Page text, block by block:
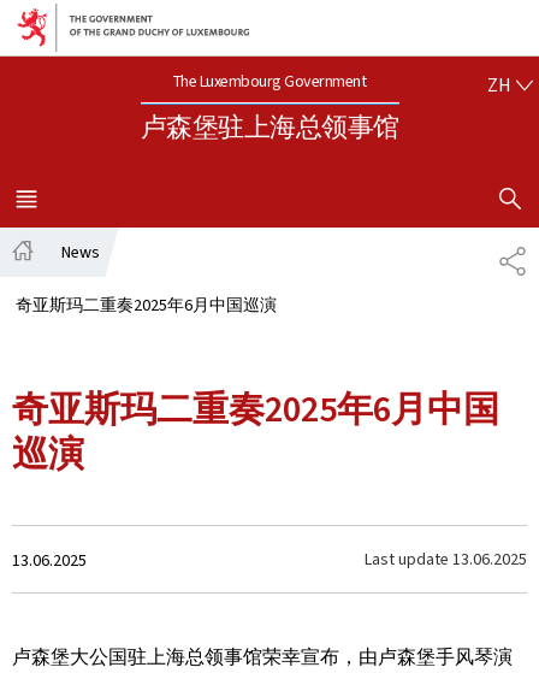
Aller au menu principal
Aller au contenu
The Luxembourg Government
卢森堡驻上海总领事馆
ZH 中文
MENU
MAIN
SHOW
News
奇亚斯玛二重奏2025年6月中国巡演
奇亚斯玛二重奏2025年6月中国
巡演
Created
on
13.06.2025 Last update 13.06.2025
卢森堡大公国驻上海总领事馆荣幸宣布，由卢森堡手风琴演